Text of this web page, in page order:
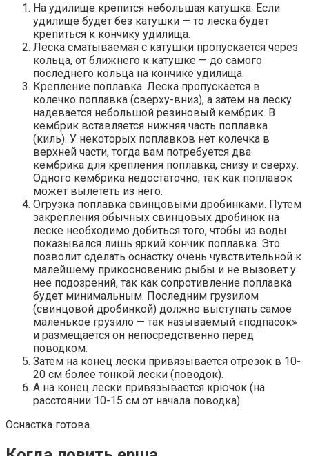
На удилище крепится небольшая катушка. Если
удилище будет без катушки — то леска будет
крепиться к кончику удилища.
Леска сматываемая с катушки пропускается через
кольца, от ближнего к катушке — до самого
последнего кольца на кончике удилища.
Крепление поплавка. Леска пропускается в
колечко поплавка (сверху-вниз), а затем на леску
надевается небольшой резиновый кембрик. В
кембрик вставляется нижняя часть поплавка
(киль). У некоторых поплавков нет колечка в
верхней части, тогда вам потребуется два
кембрика для крепления поплавка, снизу и сверху.
Одного кембрика недостаточно, так как поплавок
может вылететь из него.
Огрузка поплавка свинцовыми дробинками. Путем
закрепления обычных свинцовых дробинок на
леске необходимо добиться того, чтобы из воды
показывался лишь яркий кончик поплавка. Это
позволит сделать оснастку очень чувствительной к
малейшему прикосновению рыбы и не вызовет у
нее подозрений, так как сопротивление поплавка
будет минимальным. Последним грузилом
(свинцовой дробинкой) должно выступать самое
маленькое грузило — так называемый «подпасок»
и размещается он непосредственно перед
поводком.
Затем на конец лески привязывается отрезок в 10-
20 см более тонкой лески (поводок).
А на конец лески привязывается крючок (на
расстоянии 10-15 см от начала поводка).
Оснастка готова.